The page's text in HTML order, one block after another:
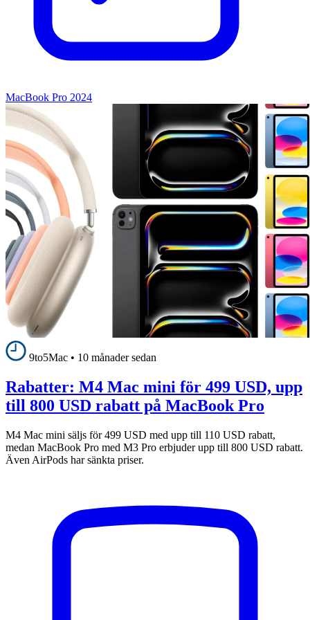
MacBook Pro 2024
9to5Mac • 10 månader sedan
Rabatter: M4 Mac mini för 499 USD, upp
till 800 USD rabatt på MacBook Pro
M4 Mac mini säljs för 499 USD med upp till 110 USD rabatt,
medan MacBook Pro med M3 Pro erbjuder upp till 800 USD rabatt.
Även AirPods har sänkta priser.